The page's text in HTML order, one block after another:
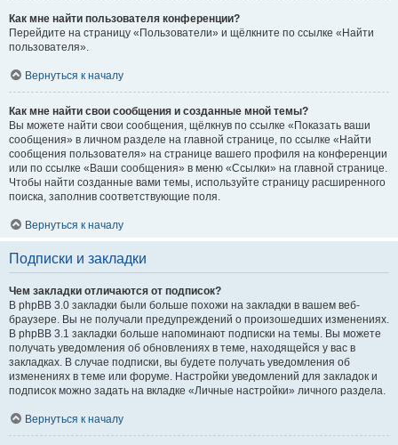
Как мне найти пользователя конференции?
Перейдите на страницу «Пользователи» и щёлкните по ссылке «Найти
пользователя».
Вернуться к началу
Как мне найти свои сообщения и созданные мной темы?
Вы можете найти свои сообщения, щёлкнув по ссылке «Показать ваши
сообщения» в личном разделе на главной странице, по ссылке «Найти
сообщения пользователя» на странице вашего профиля на конференции
или по ссылке «Ваши сообщения» в меню «Ссылки» на главной странице.
Чтобы найти созданные вами темы, используйте страницу расширенного
поиска, заполнив соответствующие поля.
Вернуться к началу
Подписки и закладки
Чем закладки отличаются от подписок?
В phpBB 3.0 закладки были больше похожи на закладки в вашем веб-
браузере. Вы не получали предупреждений о произошедших изменениях.
В phpBB 3.1 закладки больше напоминают подписки на темы. Вы можете
получать уведомления об обновлениях в теме, находящейся у вас в
закладках. В случае подписки, вы будете получать уведомления об
изменениях в теме или форуме. Настройки уведомлений для закладок и
подписок можно задать на вкладке «Личные настройки» личного раздела.
Вернуться к началу